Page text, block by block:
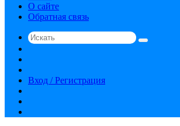
О сайте
Обратная связь
Искать
статья
Вход / Регистрация